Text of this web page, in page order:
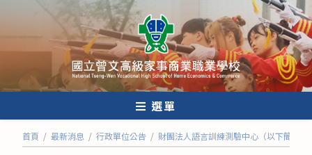
內
選單
首頁 / 最新消息 / 行政單位公告 / 財團法人語言訓練測驗中心（以下簡稱